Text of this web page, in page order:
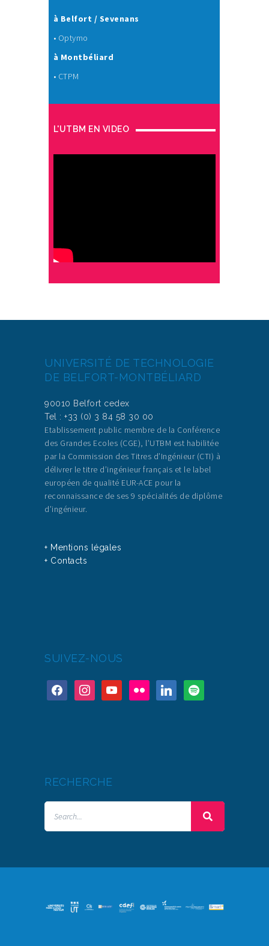
à Belfort / Sevenans
• Optymo
à Montbéliard
• CTPM
L'UTBM EN VIDEO
UNIVERSITÉ DE TECHNOLOGIE
DE BELFORT-MONTBÉLIARD
90010 Belfort cedex
Tel : +33 (0) 3 84 58 30 00
Etablissement public membre de la Conférence
des Grandes Ecoles (CGE), l’UTBM est habilitée
par la Commission des Titres d’Ingénieur (CTI) à
délivrer le titre d’ingénieur français et le label
européen de qualité EUR-ACE pour la
reconnaissance de ses 9 spécialités de diplôme
d’ingénieur.
+ Mentions légales
+ Contacts
SUIVEZ-NOUS
RECHERCHE